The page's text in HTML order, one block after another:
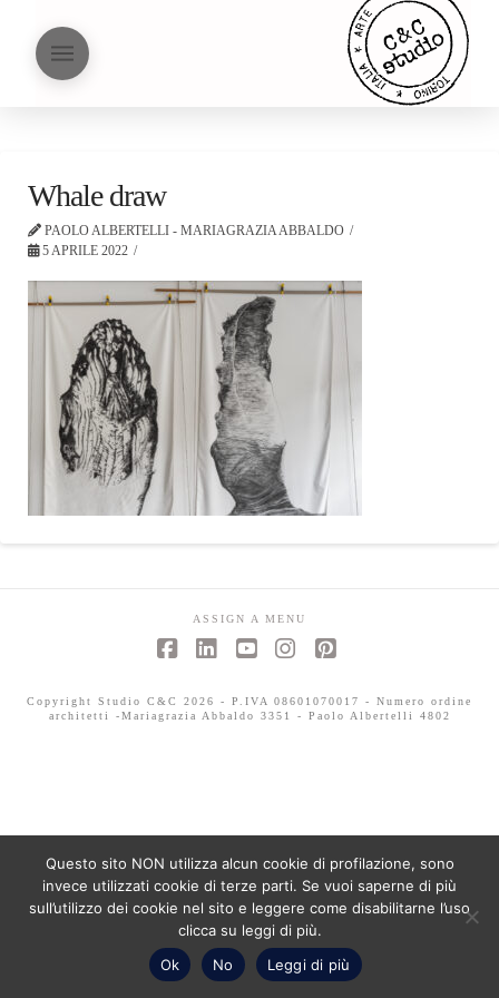
Whale draw
PAOLO ALBERTELLI - MARIAGRAZIA ABBALDO
5 APRILE 2022
ASSIGN A MENU
Copyright Studio C&C 2026 - P.IVA 08601070017 - Numero ordine
architetti -Mariagrazia Abbaldo 3351 - Paolo Albertelli 4802
Questo sito NON utilizza alcun cookie di profilazione, sono
invece utilizzati cookie di terze parti. Se vuoi saperne di più
sull’utilizzo dei cookie nel sito e leggere come disabilitarne l’uso
clicca su leggi di più.
Ok
No Leggi di più